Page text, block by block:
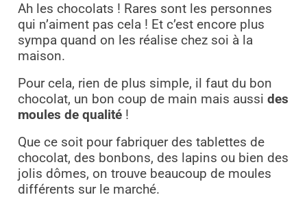
Ah les chocolats ! Rares sont les personnes
qui n’aiment pas cela ! Et c’est encore plus
sympa quand on les réalise chez soi à la
maison.
Pour cela, rien de plus simple, il faut du bon
chocolat, un bon coup de main mais aussi des
moules de qualité!
Que ce soit pour fabriquer des tablettes de
chocolat, des bonbons, des lapins ou bien des
jolis dômes, on trouve beaucoup de moules
différents sur le marché.